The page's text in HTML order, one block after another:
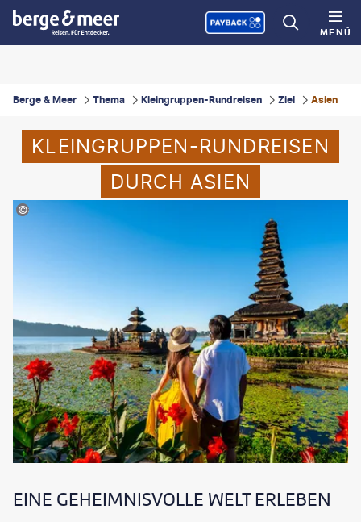
MENÜ
Berge & Meer Thema Kleingruppen-Rundreisen Ziel Asien
KLEINGRUPPEN-RUNDREISEN
DURCH ASIEN
- gty
EINE GEHEIMNISVOLLE WELT ERLEBEN